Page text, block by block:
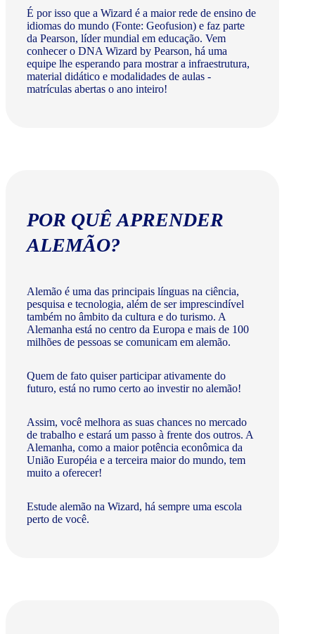
É por isso que a Wizard é a maior rede de ensino de
idiomas do mundo (Fonte: Geofusion) e faz parte
da Pearson, líder mundial em educação. Vem
conhecer o DNA Wizard by Pearson, há uma
equipe lhe esperando para mostrar a infraestrutura,
material didático e modalidades de aulas -
matrículas abertas o ano inteiro!
POR QUÊ APRENDER
ALEMÃO?
Alemão é uma das principais línguas na ciência,
pesquisa e tecnologia, além de ser imprescindível
também no âmbito da cultura e do turismo. A
Alemanha está no centro da Europa e mais de 100
milhões de pessoas se comunicam em alemão.
Quem de fato quiser participar ativamente do
futuro, está no rumo certo ao investir no alemão!
Assim, você melhora as suas chances no mercado
de trabalho e estará um passo à frente dos outros. A
Alemanha, como a maior potência econômica da
União Européia e a terceira maior do mundo, tem
muito a oferecer!​
Estude alemão na Wizard, há sempre uma escola
perto de você.